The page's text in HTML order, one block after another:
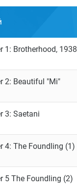
1: Brotherhood, 1938
2: Beautiful "Mi"
3: Saetani
4: The Foundling (1)
5 The Foundling (2)